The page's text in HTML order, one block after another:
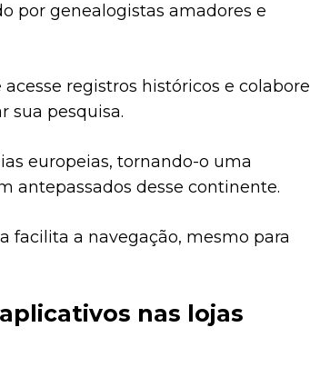
por genealogistas amadores e
registros históricos e colabore
sua pesquisa.
europeias, tornando-o uma
antepassados desse continente.
facilita a navegação, mesmo para
nas lojas